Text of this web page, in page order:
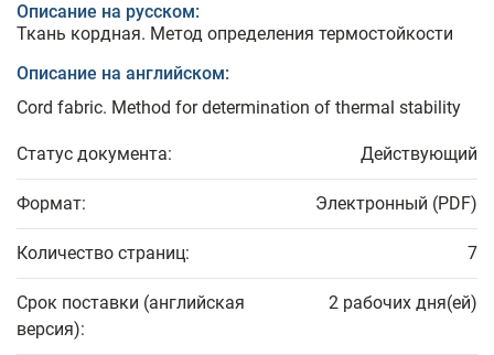
Описание на русском:
Ткань кордная. Метод определения термостойкости
Описание на английском:
Cord fabric. Method for determination of thermal stability
Статус документа: Действующий
Формат: Электронный (PDF)
Количество страниц: 7
Срок поставки (английская
версия):
2 рабочих дня(ей)